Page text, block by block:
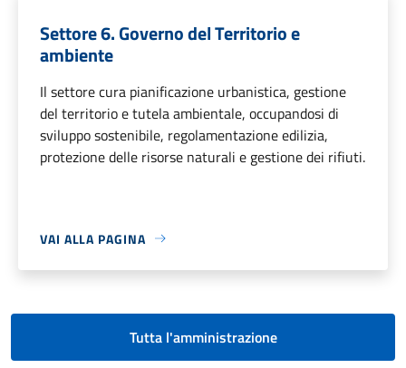
Settore 6. Governo del Territorio e
ambiente
Il settore cura pianificazione urbanistica, gestione
del territorio e tutela ambientale, occupandosi di
sviluppo sostenibile, regolamentazione edilizia,
protezione delle risorse naturali e gestione dei rifiuti.
VAI ALLA PAGINA
Tutta l'amministrazione